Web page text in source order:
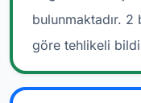
bulunmaktadır. 2
göre tehlikeli